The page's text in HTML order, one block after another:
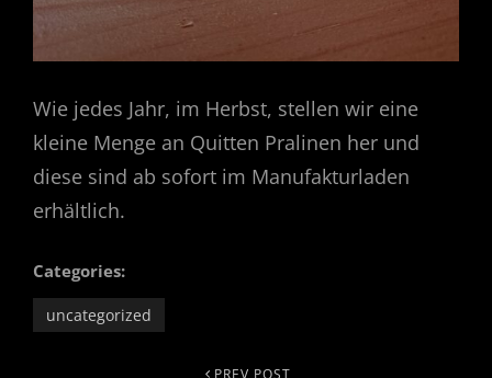
Wie jedes Jahr, im Herbst, stellen wir eine
kleine Menge an Quitten Pralinen her und
diese sind ab sofort im Manufakturladen
erhältlich.
Categories:
uncategorized
PREV POST